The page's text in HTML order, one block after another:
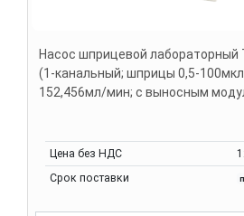
Насос шприцевой лабораторный
(1-канальный; шприцы 0,5-
152,456мл/мин; с выносным
Цена без НДС
Срок поставки